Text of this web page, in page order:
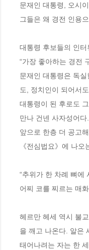
문재인 대통령, 오시
그들은 왜 경전 인용
대통령 후보들의 인터
“가장 좋아하는 경전
문재인 대통령은 독
도, 정치인이 되어서
대통령이 된 후로도
만나 건넨 사자성어
앞으로 한층 더 공고
《전심법요》에 나
“추위가 한 차례 뼈에
어찌 코를 찌르는 매
헤르만 헤세 역시 불
을 깨고 나온다. 알은
태어나려는 자는 한